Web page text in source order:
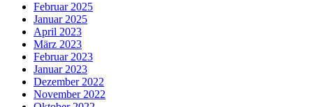
Februar 2025
Januar 2025
April 2023
März 2023
Februar 2023
Januar 2023
Dezember 2022
November 2022